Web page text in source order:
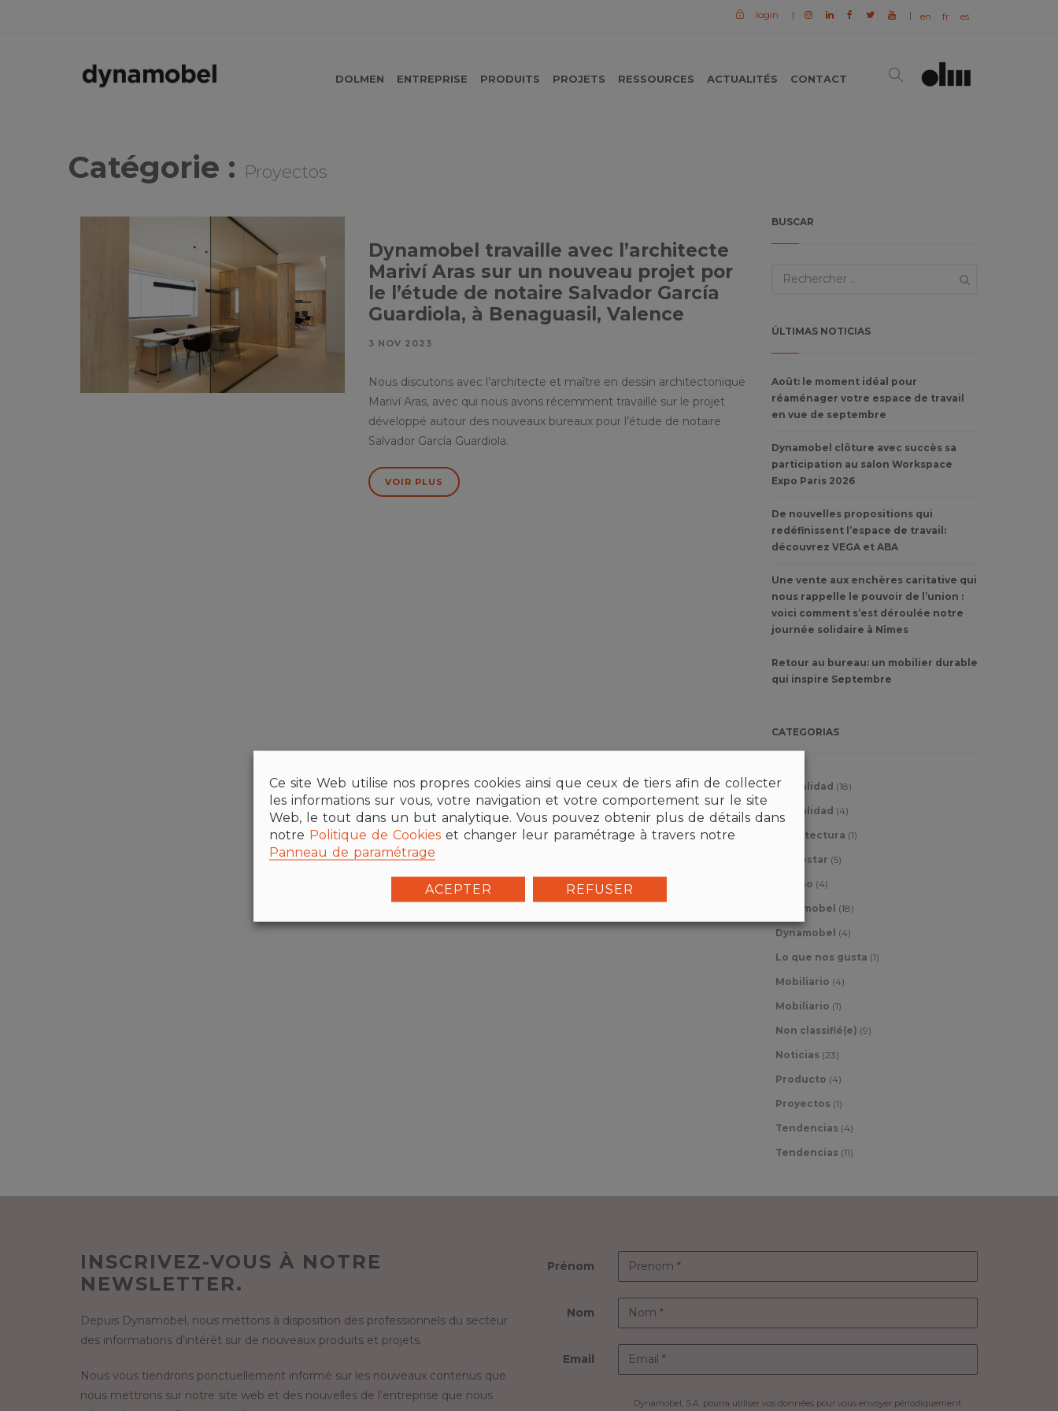
login | | en fr es
DOLMEN ENTREPRISE PRODUITS PROJETS RESSOURCES ACTUALITÉS CONTACT
Catégorie : Proyectos
Dynamobel travaille avec l’architecte
Mariví Aras sur un nouveau projet por
le l’étude de notaire Salvador García
Guardiola, à Benaguasil, Valence
3 NOV 2023
Nous discutons avec l’architecte et maître en dessin architectonique
Mariví Aras, avec qui nous avons récemment travaillé sur le projet
développé autour des nouveaux bureaux pour l’étude de notaire
Salvador García Guardiola.
VOIR PLUS
BUSCAR
ÚLTIMAS NOTICIAS
Août: le moment idéal pour
réaménager votre espace de travail
en vue de septembre
Dynamobel clôture avec succès sa
participation au salon Workspace
Expo Paris 2026
De nouvelles propositions qui
redéfinissent l’espace de travail:
découvrez VEGA et ABA
Une vente aux enchères caritative qui
nous rappelle le pouvoir de l’union :
voici comment s’est déroulée notre
journée solidaire à Nîmes
Retour au bureau: un mobilier durable
qui inspire Septembre
CATEGORIAS
Actualidad (18)
Actualidad (4)
Arquitectura (1)
Bienestar (5)
Diseño (4)
Dynamobel (18)
Dynamobel (4)
Lo que nos gusta (1)
Mobiliario (4)
Mobiliario (1)
Non classifié(e) (9)
Noticias (23)
Producto (4)
Proyectos (1)
Tendencias (4)
Tendencias (11)
INSCRIVEZ-VOUS À NOTRE
NEWSLETTER.
Depuis Dynamobel, nous mettons à disposition des professionnels du secteur
des informations d’intérêt sur de nouveaux produits et projets.
Nous vous tiendrons ponctuellement informé sur les nouveaux contenus que
nous mettrons sur notre site web et des nouvelles de l’entreprise que nous
Prénom
Nom
Email
Dynamobel, S.A. pourra utiliser vos données pour vous envoyer périodiquement
Ce site Web utilise nos propres cookies ainsi que ceux de tiers afin de collecter
les informations sur vous, votre navigation et votre comportement sur le site
Web, le tout dans un but analytique. Vous pouvez obtenir plus de détails dans
notre Politique de Cookies et changer leur paramétrage à travers notre
Panneau de paramétrage
ACEPTER REFUSER